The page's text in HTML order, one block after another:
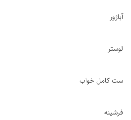
آباژور
لوستر
ست کامل خواب
فرشینه